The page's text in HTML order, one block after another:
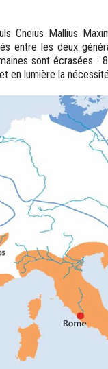
Cneius Mallius
entre les deux
sont écrasées :
en lumière la